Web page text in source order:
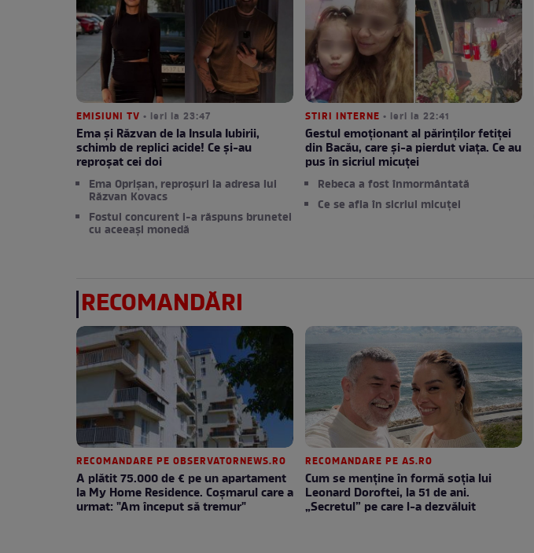
EMISIUNI TV • ieri la 23:47
Ema și Răzvan de la Insula Iubirii,
schimb de replici acide! Ce și-au
reproșat cei doi
Ema Oprișan, reproșuri la adresa lui
Răzvan Kovacs
Fostul concurent i-a răspuns brunetei
cu aceeași monedă
STIRI INTERNE • ieri la 22:41
Gestul emoționant al părinților fetiței
din Bacău, care și-a pierdut viața. Ce au
pus în sicriul micuței
Rebeca a fost înmormântată
Ce se afla în sicriul micuței
RECOMANDĂRI
RECOMANDARE PE OBSERVATORNEWS.RO
A plătit 75.000 de € pe un apartament
la My Home Residence. Coşmarul care a
urmat: "Am început să tremur"
RECOMANDARE PE AS.RO
Cum se menţine în formă soţia lui
Leonard Doroftei, la 51 de ani.
„Secretul” pe care l-a dezvăluit